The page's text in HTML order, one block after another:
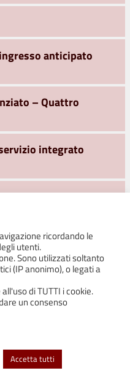
anticipato
– Quattro
integrato
del Territorio
ricordando le
utenti.
Sono utilizzati soltanto
(IP anonimo), o legati a
di TUTTI i cookie.
un consenso
Accetta tutti